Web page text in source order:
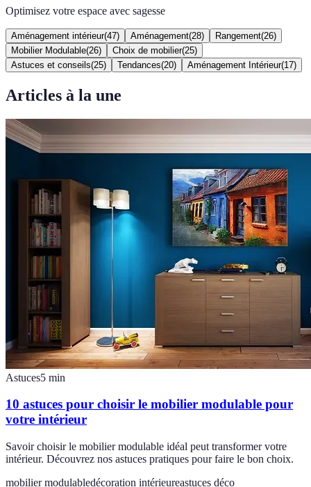
Optimisez votre espace avec sagesse
Aménagement intérieur(47) Aménagement(28) Rangement(26)
Mobilier Modulable(26) Choix de mobilier(25)
Astuces et conseils(25) Tendances(20) Aménagement Intérieur(17)
Articles à la une
Astuces5 min
10 astuces pour choisir le mobilier modulable pour
votre intérieur
Savoir choisir le mobilier modulable idéal peut transformer votre
intérieur. Découvrez nos astuces pratiques pour faire le bon choix.
mobilier modulabledécoration intérieureastuces déco